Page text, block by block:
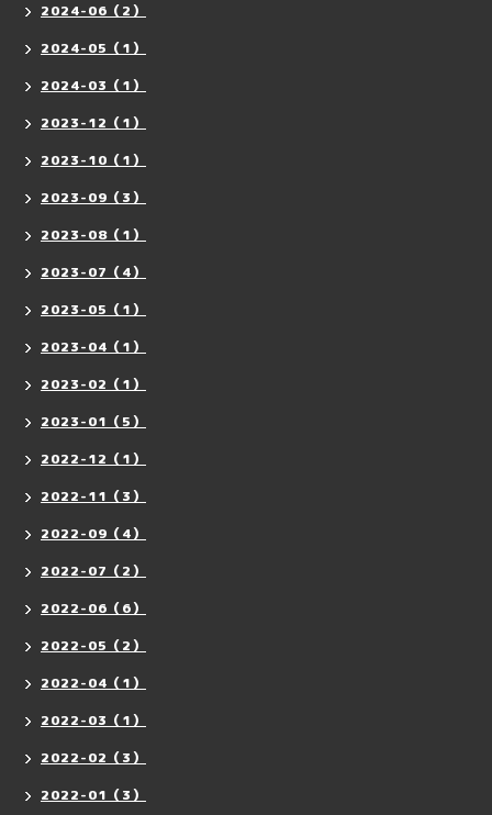
2024-06（2）
2024-05（1）
2024-03（1）
2023-12（1）
2023-10（1）
2023-09（3）
2023-08（1）
2023-07（4）
2023-05（1）
2023-04（1）
2023-02（1）
2023-01（5）
2022-12（1）
2022-11（3）
2022-09（4）
2022-07（2）
2022-06（6）
2022-05（2）
2022-04（1）
2022-03（1）
2022-02（3）
2022-01（3）